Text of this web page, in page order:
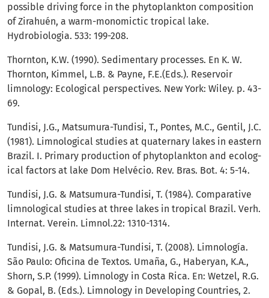
possible driving force in the phytoplankton composition
of Zirahuén, a warm-monomictic tropical lake.
Hydrobiologia. 533: 199-208.
Thornton, K.W. (1990). Sedimentary processes. En K. W.
Thornton, Kimmel, L.B. & Payne, F.E.(Eds.). Reservoir
limnology: Ecological perspectives. New York: Wiley. p. 43-
69.
Tundisi, J.G., Matsumura-Tundisi, T., Pontes, M.C., Gentil, J.C.
(1981). Limnological studies at quaternary lakes in eastern
Brazil. I. Primary production of phytoplankton and ecolog-
ical factors at lake Dom Helvécio. Rev. Bras. Bot. 4: 5-14.
Tundisi, J.G. & Matsumura-Tundisi, T. (1984). Comparative
limnological studies at three lakes in tropical Brazil. Verh.
Internat. Verein. Limnol.22: 1310-1314.
Tundisi, J.G. & Matsumura-Tundisi, T. (2008). Limnología.
São Paulo: Oficina de Textos. Umaña, G., Haberyan, K.A.,
Shorn, S.P. (1999). Limnology in Costa Rica. En: Wetzel, R.G.
& Gopal, B. (Eds.). Limnology in Developing Countries, 2.